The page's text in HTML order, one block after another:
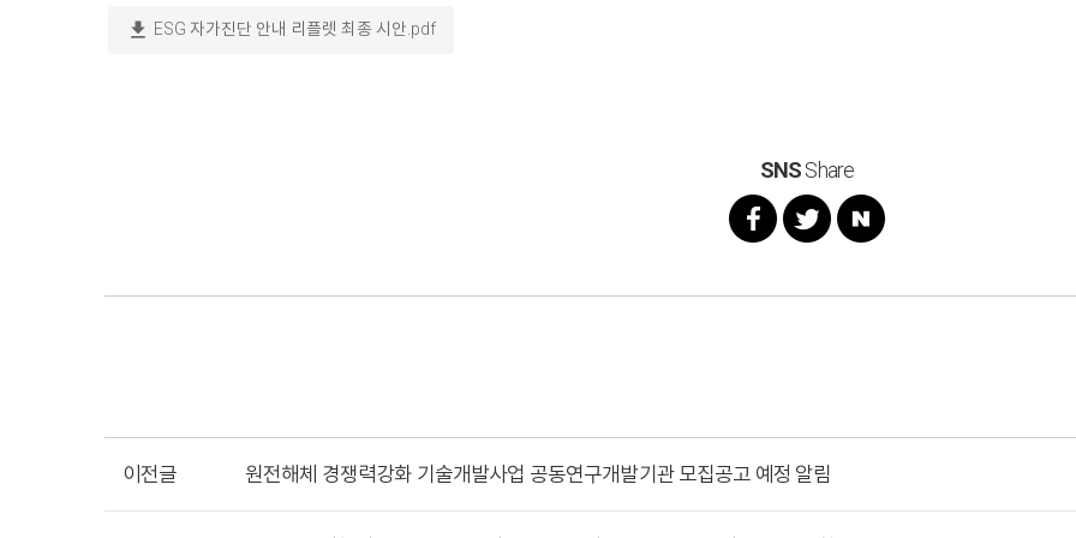
download ESG 자가진단 안내 리플렛 최종 시안.pdf
SNSShare
이전글 원전해체 경쟁력강화 기술개발사업 공동연구개발기관 모집공고 예정 알림